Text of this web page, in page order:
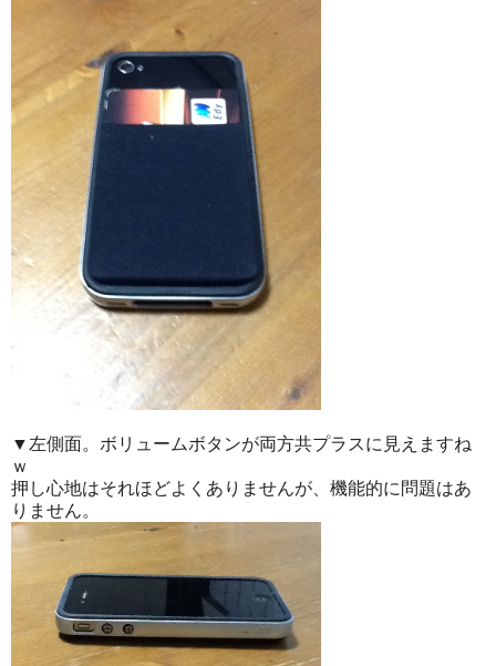
▼左側面。ボリュームボタンが両方共プラスに見えますね
ｗ
押し心地はそれほどよくありませんが、機能的に問題はあ
りません。